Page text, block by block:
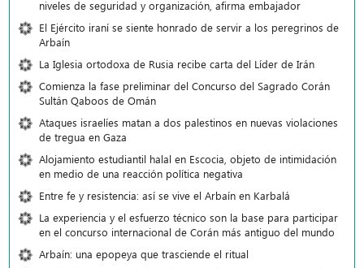
niveles de seguridad y organización, afirma embajador
El Ejército iraní se siente honrado de servir a los peregrinos de
Arbaín
La Iglesia ortodoxa de Rusia recibe carta del Líder de Irán
Comienza la fase preliminar del Concurso del Sagrado Corán
Sultán Qaboos de Omán
Ataques israelíes matan a dos palestinos en nuevas violaciones
de tregua en Gaza
Alojamiento estudiantil halal en Escocia, objeto de intimidación
en medio de una reacción política negativa
Entre fe y resistencia: así se vive el Arbaín en Karbalá
La experiencia y el esfuerzo técnico son la base para participar
en el concurso internacional de Corán más antiguo del mundo
Arbaín: una epopeya que trasciende el ritual